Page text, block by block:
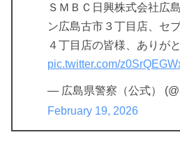
ＳＭＢＣ日興株式会社広
ン広島古市３丁目店、セ
４丁目店の皆様、ありが
pic.twitter.com/
— 広島県警察（公式）
February 19, 2026